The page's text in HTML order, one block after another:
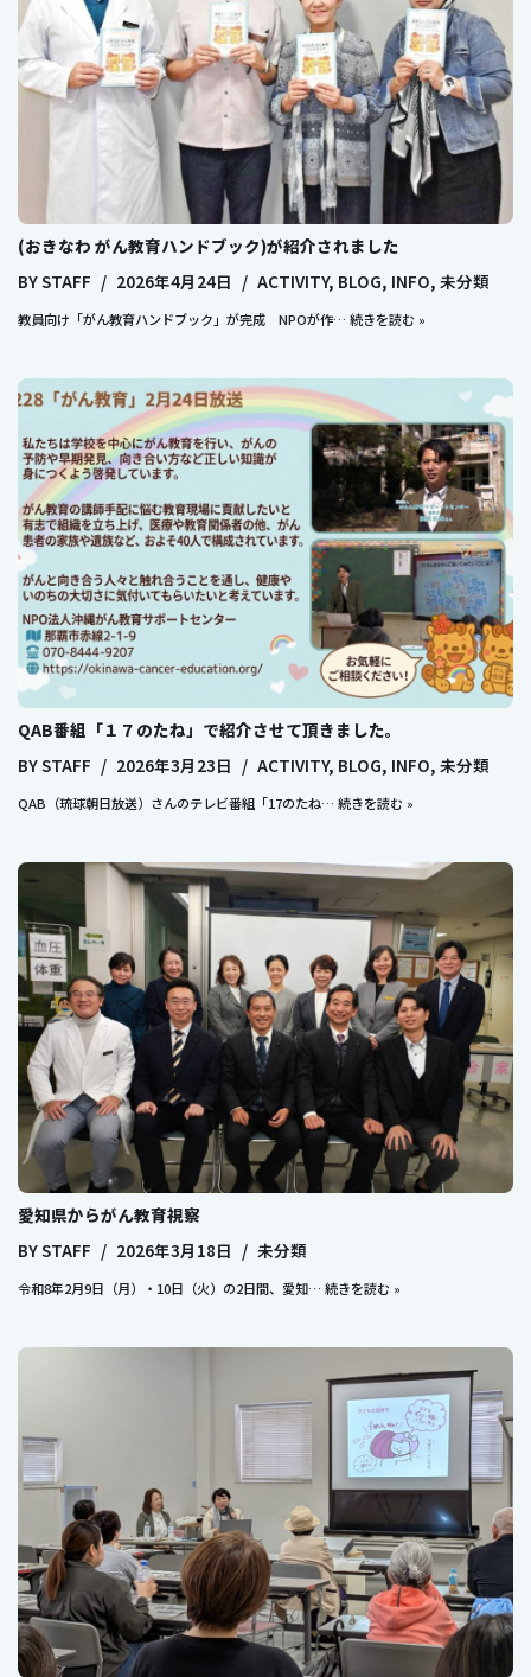
(おきなわ がん教育ハンドブック)が紹介されました
BYSTAFF 2026年4月24日 ACTIVITY, BLOG, INFO, 未分類
教員向け「がん教育ハンドブック」が完成 NPOが作… 続きを読む »
QAB番組「１７のたね」で紹介させて頂きました。
BYSTAFF 2026年3月23日 ACTIVITY, BLOG, INFO, 未分類
QAB（琉球朝日放送）さんのテレビ番組「17のたね… 続きを読む »
愛知県からがん教育視察
BYSTAFF 2026年3月18日 未分類
令和8年2月9日（月）・10日（火）の2日間、愛知… 続きを読む »